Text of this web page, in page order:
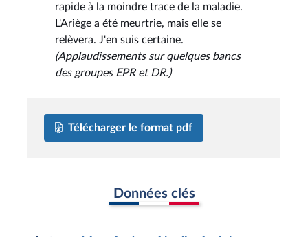
rapide à la moindre trace de la maladie.
L'Ariège a été meurtrie, mais elle se
relèvera. J'en suis certaine.
(Applaudissements sur quelques bancs
des groupes EPR et DR.)
Télécharger le format pdf
Données clés